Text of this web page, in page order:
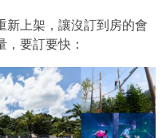
新上架，讓沒訂到房的會
，要訂要快：